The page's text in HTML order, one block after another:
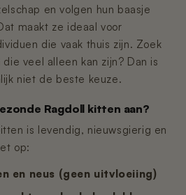
en volgen hun baasje
maakt ze ideaal voor
die vaak thuis zijn. Zoek
veel alleen kan zijn? Dan is
niet de beste keuze.
Ragdoll kitten aan?
is levendig, nieuwsgierig en
op:
en neus (geen uitvloeiing)